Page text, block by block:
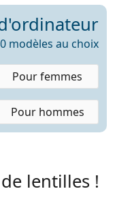
modèles au choix
Pour femmes
Pour hommes
lentilles !